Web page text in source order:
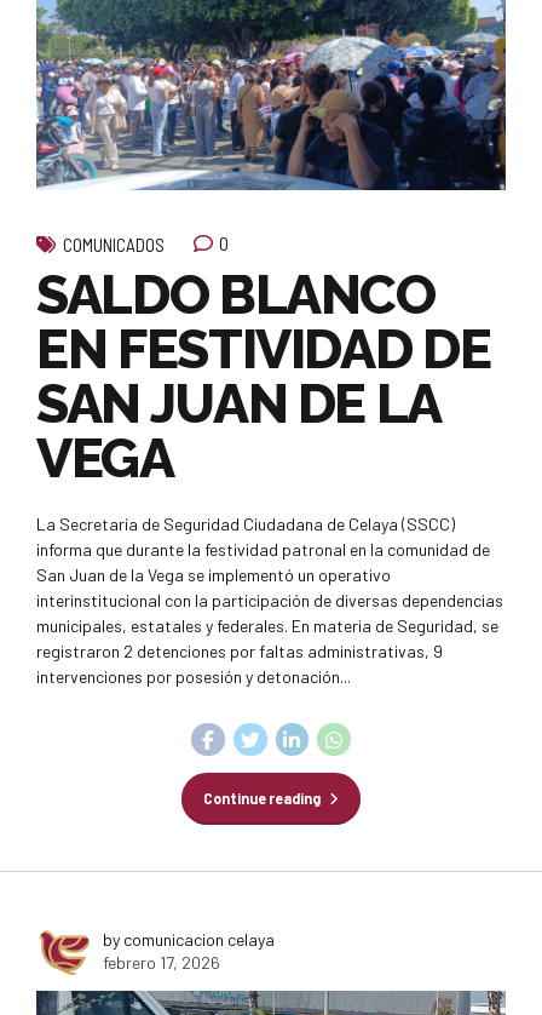
COMUNICADOS 0
SALDO BLANCO
EN FESTIVIDAD DE
SAN JUAN DE LA
VEGA
La Secretaría de Seguridad Ciudadana de Celaya (SSCC)
informa que durante la festividad patronal en la comunidad de
San Juan de la Vega se implementó un operativo
interinstitucional con la participación de diversas dependencias
municipales, estatales y federales. En materia de Seguridad, se
registraron 2 detenciones por faltas administrativas, 9
intervenciones por posesión y detonación...
Continue reading
by comunicacion celaya
febrero 17, 2026